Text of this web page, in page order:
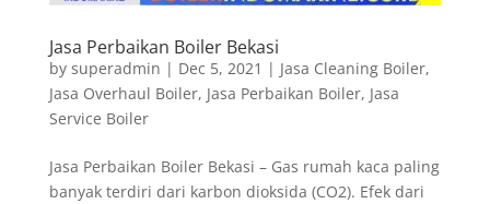
Jasa Perbaikan Boiler Bekasi
by superadmin | Dec 5, 2021 | Jasa Cleaning Boiler,
Jasa Overhaul Boiler, Jasa Perbaikan Boiler, Jasa
Service Boiler
Jasa Perbaikan Boiler Bekasi – Gas rumah kaca paling
banyak terdiri dari karbon dioksida (CO2). Efek dari